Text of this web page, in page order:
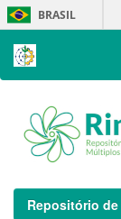
Skip
navigation
BRASIL
Repositório